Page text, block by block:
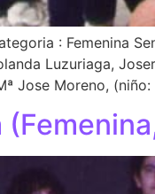
: Femenina
Luzuriaga,
Jose Moreno,